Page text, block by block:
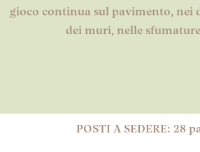
gioco continua sul pavimento, nei
dei muri, nelle
POSTI A SEDERE: 28